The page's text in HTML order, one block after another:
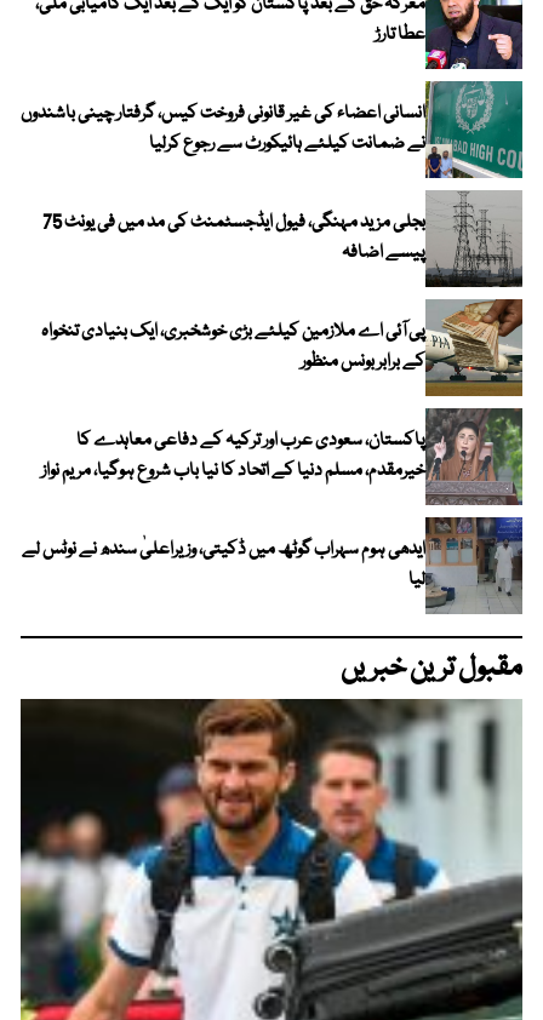
عطا تارڑ
انسانی اعضاء کی غیر قانونی فروخت کیس، گرفتار چینی باشندوں
نے ضمانت کیلئے ہائیکورٹ سے رجوع کرلیا
بجلی مزید مہنگی، فیول ایڈجسٹمنٹ کی مد میں فی یونٹ 75
پیسے اضافہ
پی آئی اے ملازمین کیلئے بڑی خوشخبری، ایک بنیادی تنخواہ
کے برابر بونس منظور
پاکستان، سعودی عرب اور ترکیہ کے دفاعی معاہدے کا
خیرمقدم، مسلم دنیا کے اتحاد کا نیا باب شروع ہوگیا، مریم نواز
ایدھی ہوم سہراب گوٹھ میں ڈکیتی، وزیراعلیٰ سندھ نے نوٹس لے
لیا
مقبول ترین خبریں